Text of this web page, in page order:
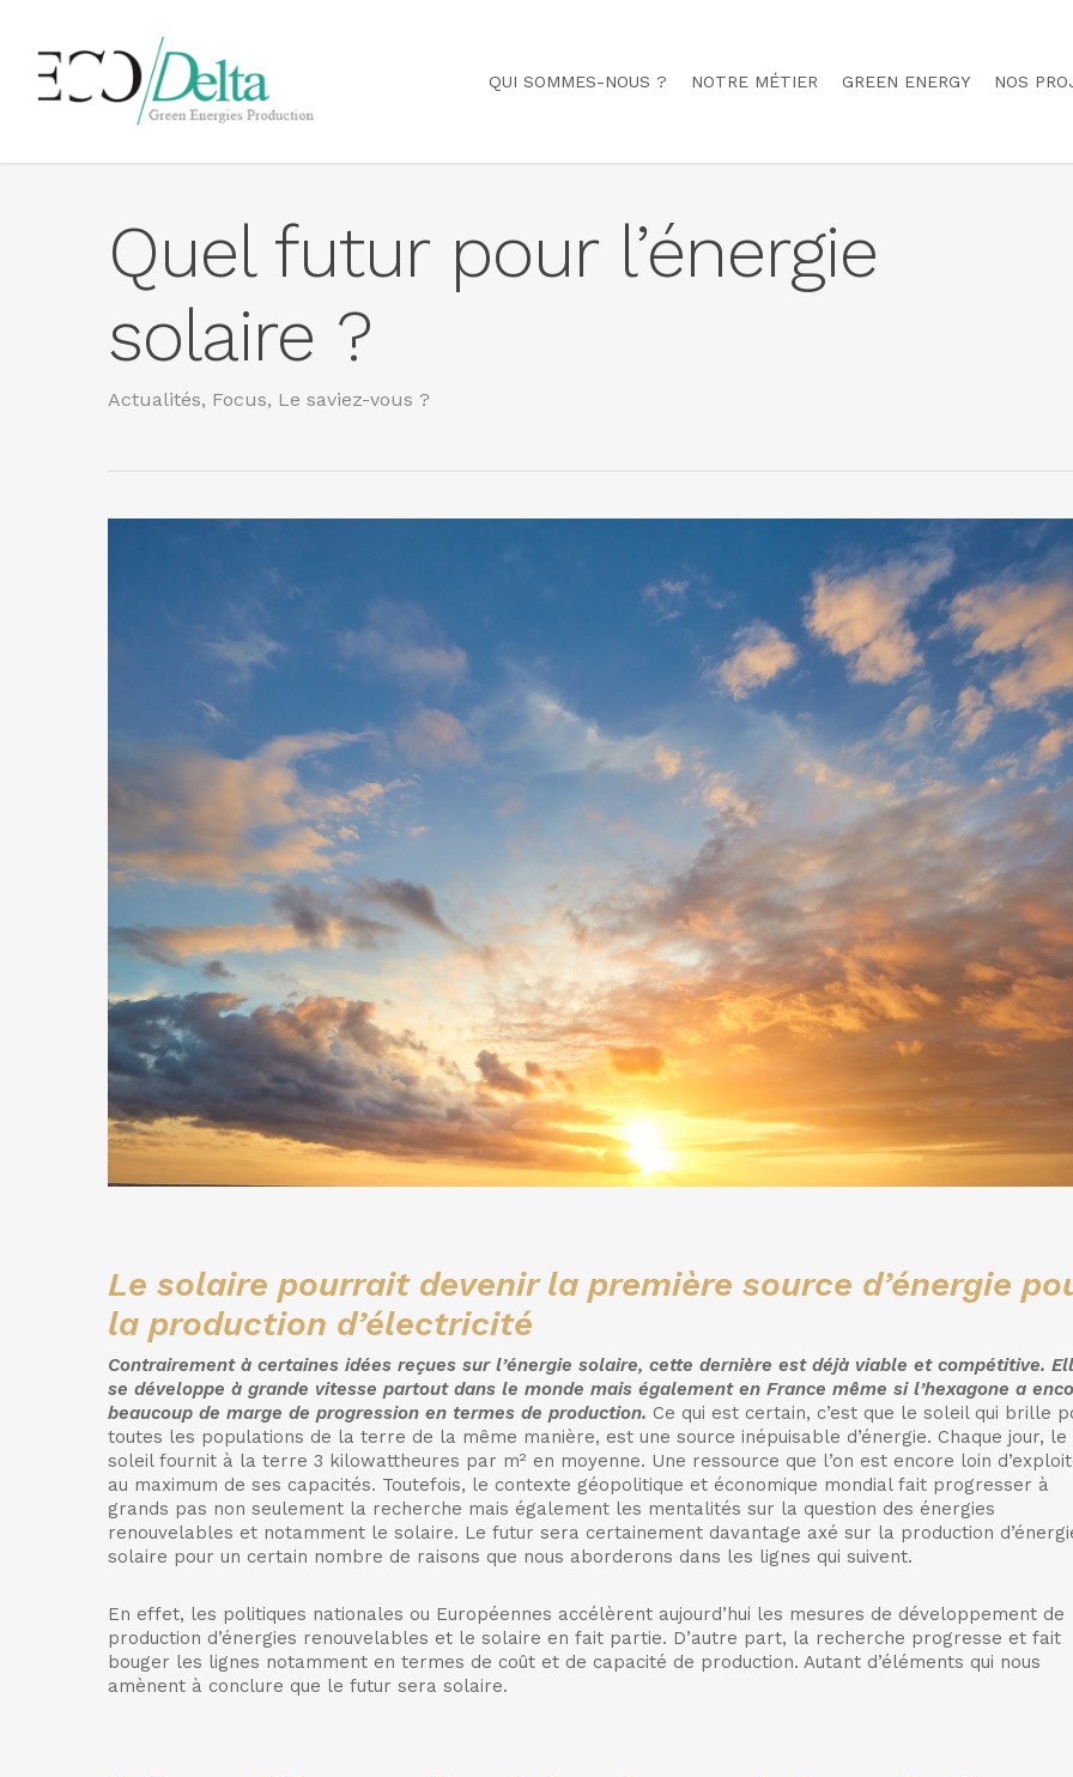
main
content
QUI SOMMES-NOUS ? NOTRE MÉTIER GREEN ENERGY NOS
Quel futur pour l’énergie
solaire ?
Actualités, Focus, Le saviez-vous ?
Le solaire pourrait devenir la première source d’énergie
la production d’électricité
Contrairement à certaines idées reçues sur l’énergie solaire, cette dernière est déjà viable et compétitive.
se développe à grande vitesse partout dans le monde mais également en France même si l’hexagone a
beaucoup de marge de progression en termes de production. Ce qui est certain, c’est que le soleil qui brille
toutes les populations de la terre de la même manière, est une source inépuisable d’énergie. Chaque jour, le
soleil fournit à la terre 3 kilowattheures par m² en moyenne. Une ressource que l’on est encore loin
au maximum de ses capacités. Toutefois, le contexte géopolitique et économique mondial fait progresser à
grands pas non seulement la recherche mais également les mentalités sur la question des énergies
renouvelables et notamment le solaire. Le futur sera certainement davantage axé sur la production
solaire pour un certain nombre de raisons que nous aborderons dans les lignes qui suivent.
En effet, les politiques nationales ou Européennes accélèrent aujourd’hui les mesures de développement de
production d’énergies renouvelables et le solaire en fait partie. D’autre part, la recherche progresse et fait
bouger les lignes notamment en termes de coût et de capacité de production. Autant d’éléments qui nous
amènent à conclure que le futur sera solaire.